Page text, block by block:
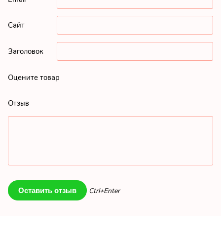
Сайт
Заголовок
Оцените товар
Отзыв
Ctrl+Enter